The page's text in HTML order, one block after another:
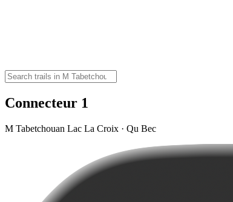
Connecteur 1
M Tabetchouan Lac La Croix · Qu Bec